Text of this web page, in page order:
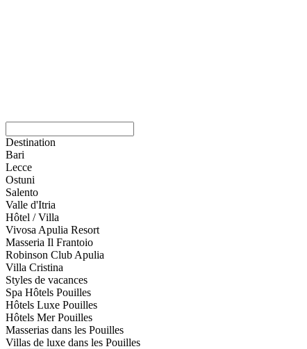
Destination
Bari
Lecce
Ostuni
Salento
Valle d'Itria
Hôtel / Villa
Vivosa Apulia Resort
Masseria Il Frantoio
Robinson Club Apulia
Villa Cristina
Styles de vacances
Spa Hôtels Pouilles
Hôtels Luxe Pouilles
Hôtels Mer Pouilles
Masserias dans les Pouilles
Villas de luxe dans les Pouilles